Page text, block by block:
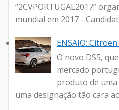
“2CVPORTUGAL2017”
mundial em 2017 -
ENSAIO:
O novo DS5,
mercado
produto de
uma designação tão cara